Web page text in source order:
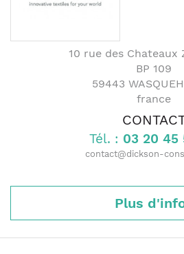
10 rue des Chateaux
BP 109
59443
france
Tél. : 03 20 45
contact@dickson-
Plus